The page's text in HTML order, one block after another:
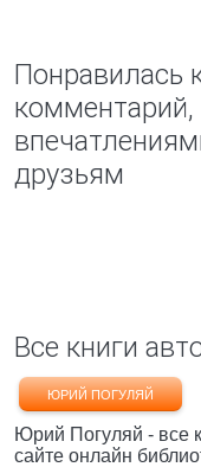
Понравилась
комментарий,
друзьям
Все книги
ЮРИЙ ПОГУЛЯЙ
Юрий Погуляй - все
сайте онлайн